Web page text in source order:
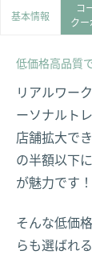
基本情報
コ
クー
低価格高品質
リアルワー
ーソナルト
店舗拡大で
の半額以下
が魅力です！
そんな低価
らも選ばれ